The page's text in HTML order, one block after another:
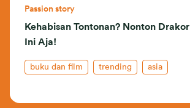
Passion story
Kehabisan Tontonan? Nonton Drakor
Ini Aja!
buku dan film trending asia